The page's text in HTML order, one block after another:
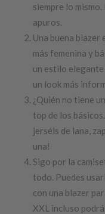
siempre lo
apuros.
Una buena blazer
más femenina y
un estilo elegante
un look más
¿Quién no tiene
top de los
jerséis de lana,
una!
Sigo por la
todo. Puedes
con una blazer
XXL incluso